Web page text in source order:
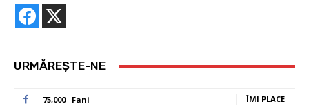
URMĂREȘTE-NE
75,000 Fani ÎMI PLACE